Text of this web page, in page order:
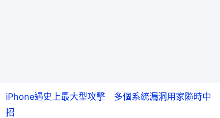
iPhone遇史上最大型攻擊 多個系統漏洞用家隨時中
招